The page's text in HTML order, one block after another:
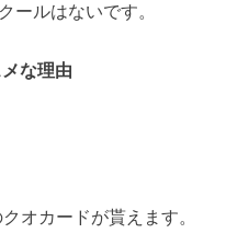
ールはないです。
な理由
オカードが貰えます。